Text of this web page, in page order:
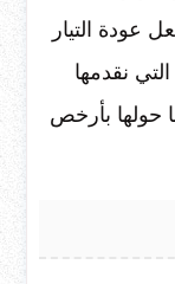
عودة التيار
نقدمها
حولها بأرخص